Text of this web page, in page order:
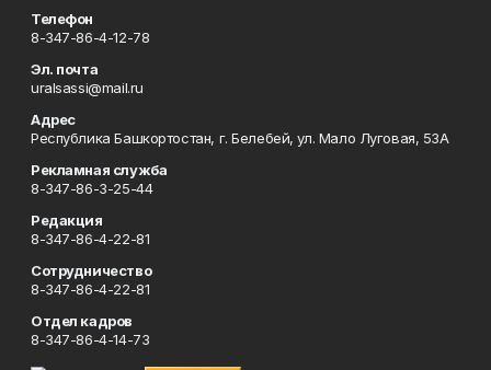
Телефон
8-347-86-4-12-78
Эл. почта
uralsassi@mail.ru
Адрес
Республика Башкортостан, г. Белебей, ул. Мало Луговая, 53А
Рекламная служба
8-347-86-3-25-44
Редакция
8-347-86-4-22-81
Сотрудничество
8-347-86-4-22-81
Отдел кадров
8-347-86-4-14-73